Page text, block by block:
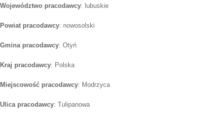
Województwo pracodawcy: lubuskie
Powiat pracodawcy: nowosolski
Gmina pracodawcy: Otyń
Kraj pracodawcy: Polska
Miejscowość pracodawcy: Modrzyca
Ulica pracodawcy: Tulipanowa